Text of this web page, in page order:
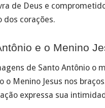
de Deus e
dos corações.
e o Menino
de Santo Antônio o
o Menino Jesus nos
expressa sua